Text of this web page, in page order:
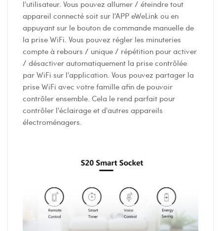
l'utilisateur. Vous pouvez allumer / éteindre tout
appareil connecté soit sur l'APP eWeLink ou en
appuyant sur le bouton de commande manuelle de
la prise WiFi. Vous pouvez régler les minuteries
compte à rebours / unique / répétition pour activer
/ désactiver automatiquement la prise contrôlée
par WiFi sur l'application. Vous pouvez partager la
prise WiFi avec votre famille afin de pouvoir
contrôler ensemble. Cela le rend parfait pour
contrôler l'éclairage et d'autres appareils
électroménagers.